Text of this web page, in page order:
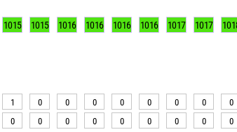
1015 1015 1016 1016 1016 1016 1017 1017
1 0 0 0 0 0 0 0 0
0 0 0 0 0 0 0 0 0